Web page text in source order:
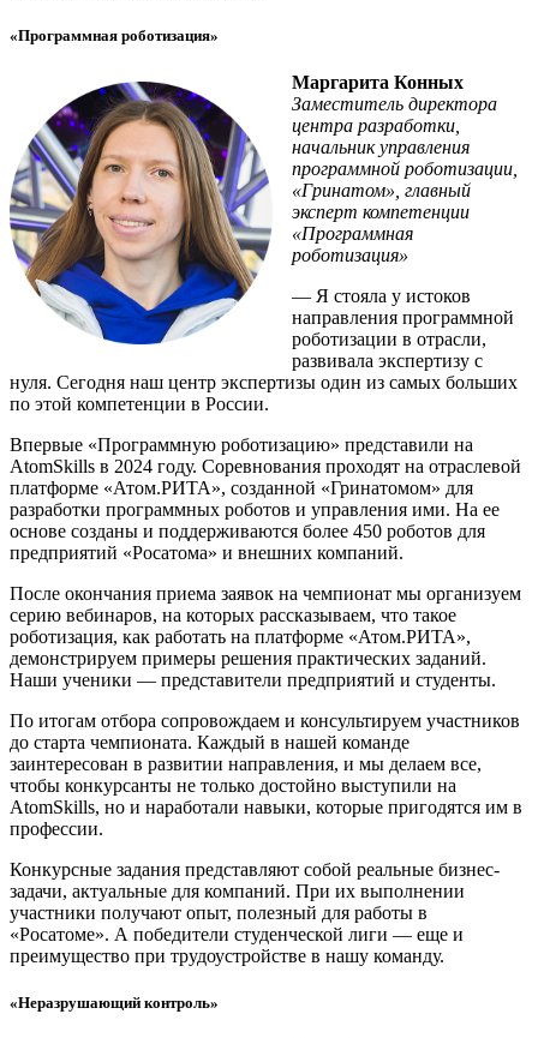
«Программная роботизация»
Маргарита Конных
Заместитель директора
центра разработки,
начальник управления
программной роботизации,
«Гринатом», главный
эксперт компетенции
«Программная
роботизация»
— Я стояла у истоков
направления программной
роботизации в отрасли,
развивала экспертизу с
нуля. Сегодня наш центр экспертизы один из самых больших
по этой компетенции в России.
Впервые «Программную роботизацию» представили на
AtomSkills в 2024 году. Соревнования проходят на отраслевой
платформе «Атом.РИТА», созданной «Гринатомом» для
разработки программных роботов и управления ими. На ее
основе созданы и поддерживаются более 450 роботов для
предприятий «Росатома» и внешних компаний.
После окончания приема заявок на чемпионат мы организуем
серию вебинаров, на которых рассказываем, что такое
роботизация, как работать на платформе «Атом.РИТА»,
демонстрируем примеры решения практических заданий.
Наши ученики — представители предприятий и студенты.
По итогам отбора сопровождаем и консультируем участников
до старта чемпионата. Каждый в нашей команде
заинтересован в развитии направления, и мы делаем все,
чтобы конкурсанты не только достойно выступили на
AtomSkills, но и наработали навыки, которые пригодятся им в
профессии.
Конкурсные задания представляют собой реальные бизнес-
задачи, актуальные для компаний. При их выполнении
участники получают опыт, полезный для работы в
«Росатоме». А победители студенческой лиги — еще и
преимущество при трудоустройстве в нашу команду.
«Неразрушающий контроль»